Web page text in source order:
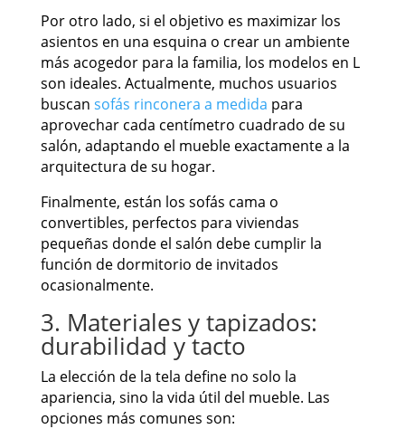
Por otro lado, si el objetivo es maximizar los
asientos en una esquina o crear un ambiente
más acogedor para la familia, los modelos en L
son ideales. Actualmente, muchos usuarios
buscan sofás rinconera a medida para
aprovechar cada centímetro cuadrado de su
salón, adaptando el mueble exactamente a la
arquitectura de su hogar.
Finalmente, están los sofás cama o
convertibles, perfectos para viviendas
pequeñas donde el salón debe cumplir la
función de dormitorio de invitados
ocasionalmente.
3. Materiales y tapizados:
durabilidad y tacto
La elección de la tela define no solo la
apariencia, sino la vida útil del mueble. Las
opciones más comunes son: